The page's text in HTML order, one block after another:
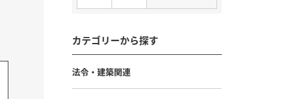
カテゴリーから探す
法令・建築関連